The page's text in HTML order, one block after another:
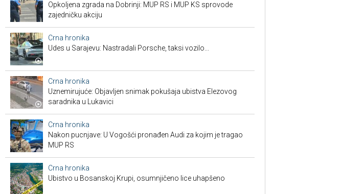
Opkoljena zgrada na Dobrinji: MUP RS i MUP KS sprovode
zajedničku akciju
Crna hronika
Udes u Sarajevu: Nastradali Porsche, taksi vozilo...
Crna hronika
Uznemirujuće: Objavljen snimak pokušaja ubistva Elezovog
saradnika u Lukavici
Crna hronika
Nakon pucnjave: U Vogošći pronađen Audi za kojim je tragao
MUP RS
Crna hronika
Ubistvo u Bosanskoj Krupi, osumnjičeno lice uhapšeno